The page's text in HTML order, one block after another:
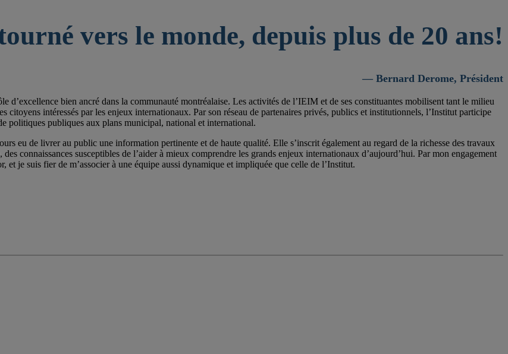
vers le monde, depuis plus de 20 ans!
— Bernard Derome, Président
d’excellence bien ancré dans la communauté montréalaise. Les activités de l’IEIM et de ses constituantes mobilisent tant le milieu
citoyens intéressés par les enjeux internationaux. Par son réseau de partenaires privés, publics et institutionnels, l’Institut participe
politiques publiques aux plans municipal, national et international.
eu de livrer au public une information pertinente et de haute qualité. Elle s’inscrit également au regard de la richesse des travaux
connaissances susceptibles de l’aider à mieux comprendre les grands enjeux internationaux d’aujourd’hui. Par mon engagement
et je suis fier de m’associer à une équipe aussi dynamique et impliquée que celle de l’Institut.